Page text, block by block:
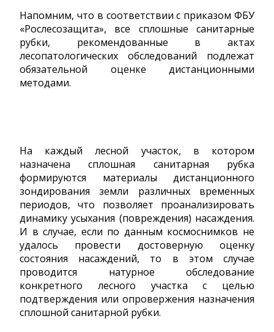
Напомним, что в соответствии с приказом ФБУ
«Рослесозащита», все сплошные санитарные
рубки, рекомендованные в актах
лесопатологических обследований подлежат
обязательной оценке дистанционными
методами.
На каждый лесной участок, в котором
назначена сплошная санитарная рубка
формируются материалы дистанционного
зондирования земли различных временных
периодов, что позволяет проанализировать
динамику усыхания (повреждения) насаждения.
И в случае, если по данным космоснимков не
удалось провести достоверную оценку
состояния насаждений, то в этом случае
проводится натурное обследование
конкретного лесного участка с целью
подтверждения или опровержения назначения
сплошной санитарной рубки.